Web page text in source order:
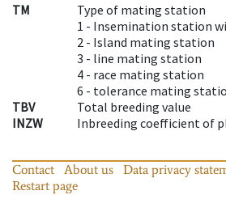
TM
Type of mating station
1 - Insemination station
2 - Island mating station
3 - line mating station
4 - race mating station
6 - tolerance mating
TBV
Total breeding value
INZW
Inbreeding coefficient of
Contact About us Data privacy
Restart page